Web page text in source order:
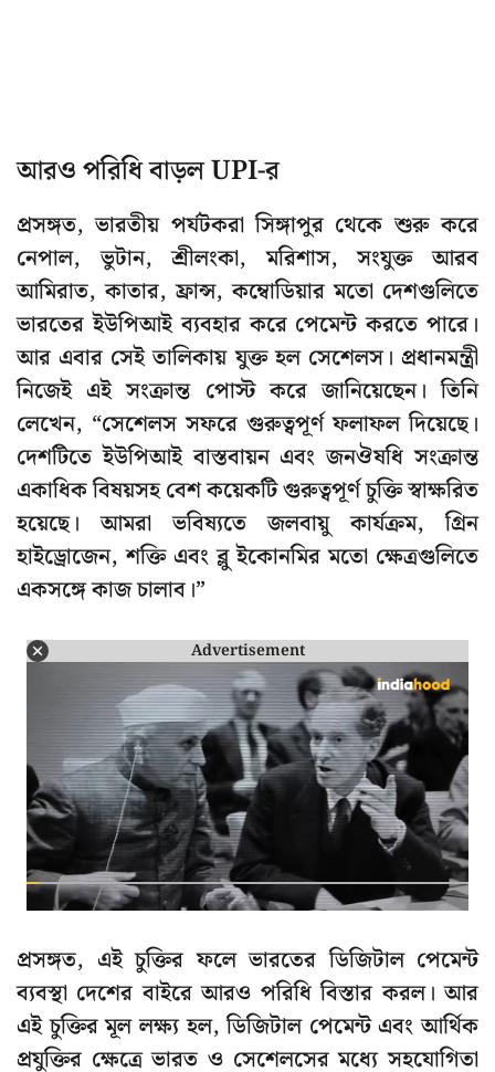
আরও পরিধি বাড়ল UPI-র
প্রসঙ্গত, ভারতীয় পর্যটকরা সিঙ্গাপুর থেকে শুরু করে
নেপাল, ভুটান, শ্রীলংকা, মরিশাস, সংযুক্ত আরব
আমিরাত, কাতার, ফ্রান্স, কম্বোডিয়ার মতো দেশগুলিতে
ভারতের ইউপিআই ব্যবহার করে পেমেন্ট করতে পারে।
আর এবার সেই তালিকায় যুক্ত হল সেশেলস। প্রধানমন্ত্রী
নিজেই এই সংক্রান্ত পোস্ট করে জানিয়েছেন। তিনি
লেখেন, “সেশেলস সফরে গুরুত্বপূর্ণ ফলাফল দিয়েছে।
দেশটিতে ইউপিআই বাস্তবায়ন এবং জনঔষধি সংক্রান্ত
একাধিক বিষয়সহ বেশ কয়েকটি গুরুত্বপূর্ণ চুক্তি স্বাক্ষরিত
হয়েছে। আমরা ভবিষ্যতে জলবায়ু কার্যক্রম, গ্রিন
হাইড্রোজেন, শক্তি এবং ব্লু ইকোনমির মতো ক্ষেত্রগুলিতে
একসঙ্গে কাজ চালাব।”
Advertisement
প্রসঙ্গত, এই চুক্তির ফলে ভারতের ডিজিটাল পেমেন্ট
ব্যবস্থা দেশের বাইরে আরও পরিধি বিস্তার করল। আর
এই চুক্তির মূল লক্ষ্য হল, ডিজিটাল পেমেন্ট এবং আর্থিক
প্রযুক্তির ক্ষেত্রে ভারত ও সেশেলসের মধ্যে সহযোগিতা